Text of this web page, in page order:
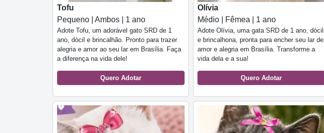
Tofu
Pequeno | Ambos | 1 ano
Adote Tofu, um adorável gato SRD de 1
ano, dócil e brincalhão. Pronto para trazer
alegria e amor ao seu lar em Brasília. Faça
a diferença na vida dele!
Quero Adotar
Olívia
Médio | Fêmea | 1 ano
Adote Olívia, uma gata SRD de 1 ano, dócil
e brincalhona, pronta para encher seu lar de
amor e alegria em Brasília. Transforme a
vida dela e a sua!
Quero Adotar